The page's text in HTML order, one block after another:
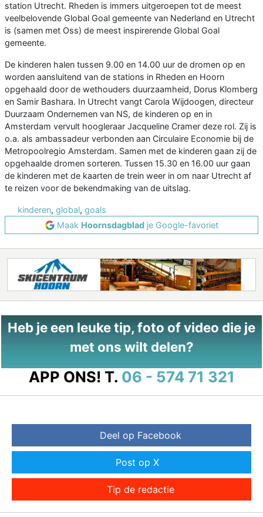
station Utrecht. Rheden is immers uitgeroepen tot de meest
veelbelovende Global Goal gemeente van Nederland en Utrecht
is (samen met Oss) de meest inspirerende Global Goal
gemeente.
De kinderen halen tussen 9.00 en 14.00 uur de dromen op en
worden aansluitend van de stations in Rheden en Hoorn
opgehaald door de wethouders duurzaamheid, Dorus Klomberg
en Samir Bashara. In Utrecht vangt Carola Wijdoogen, directeur
Duurzaam Ondernemen van NS, de kinderen op en in
Amsterdam vervult hoogleraar Jacqueline Cramer deze rol. Zij is
o.a. als ambassadeur verbonden aan Circulaire Economie bij de
Metropoolregio Amsterdam. Samen met de kinderen gaan zij de
opgehaalde dromen sorteren. Tussen 15.30 en 16.00 uur gaan
de kinderen met de kaarten de trein weer in om naar Utrecht af
te reizen voor de bekendmaking van de uitslag.
kinderen, global, goals
Maak Hoornsdagbladje Google-favoriet
Heb je een leuke tip, foto of video die je
met ons wilt delen?
APP ONS! T. 06 - 574 71 321
Deel op Facebook
Post op X
Tip de redactie